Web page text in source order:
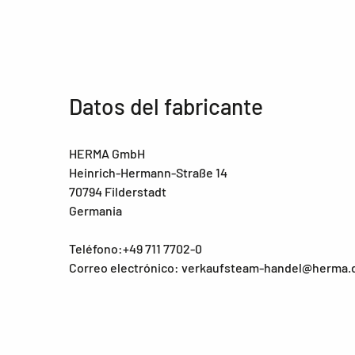
Datos del fabricante
HERMA GmbH
Heinrich-Hermann-Straße 14
70794 Filderstadt
Germania
Teléfono:+49 711 7702-0
Correo electrónico: verkaufsteam-